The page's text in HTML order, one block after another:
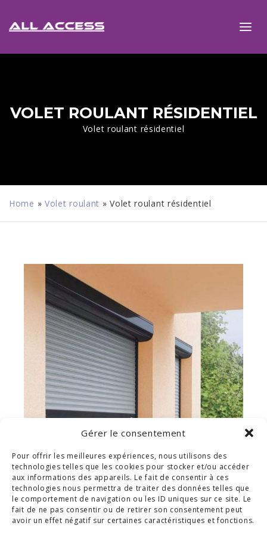
Gérer le consentement
Pour offrir les meilleures expériences, nous utilisons des
technologies telles que les cookies pour stocker et/ou accéder
aux informations des appareils. Le fait de consentir à ces
technologies nous permettra de traiter des données telles que
le comportement de navigation ou les ID uniques sur ce site. Le
fait de ne pas consentir ou de retirer son consentement peut
avoir un effet négatif sur certaines caractéristiques et fonctions.
VOLET ROULANT RÉSIDENTIEL
Volet roulant résidentiel
Home » Volet roulant »Volet roulant résidentiel
VOLET ROULANT RÉSIDENTIEL